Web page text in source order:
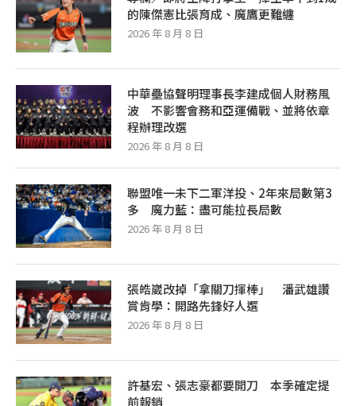
專欄／即將空降打擊王 揮空率不到1成
的陳傑憲比張育成、魔鷹更難纏
中華壘協聲明理事長李建成個人財務風
波 不影響會務和亞運備戰、並將依章
程辦理改選
聯盟唯一未下二軍洋投、2年來局數第3
多 魔力藍：盡可能拉長局數
張皓崴改掉「拿關刀揮棒」 潘武雄讚
賞肯學：開路先鋒好人選
許基宏、張志豪都要開刀 本季確定提